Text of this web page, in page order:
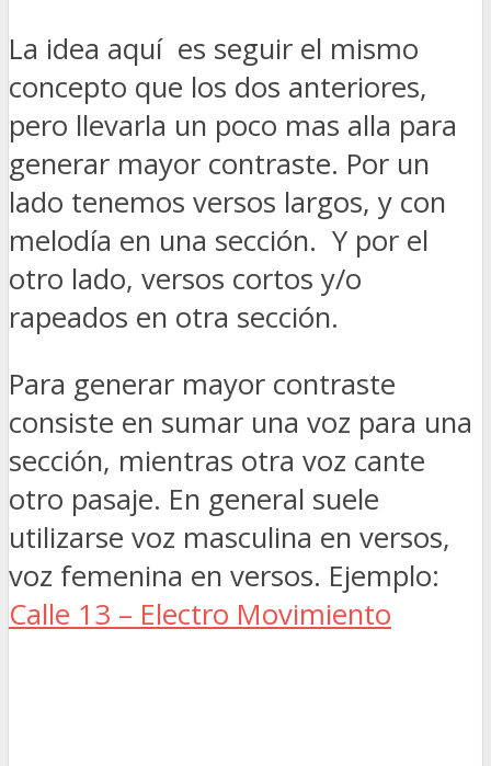
La idea aquí es seguir el mismo
concepto que los dos anteriores,
pero llevarla un poco mas alla para
generar mayor contraste. Por un
lado tenemos versos largos, y con
melodía en una sección. Y por el
otro lado, versos cortos y/o
rapeados en otra sección.
Para generar mayor contraste
consiste en sumar una voz para una
sección, mientras otra voz cante
otro pasaje. En general suele
utilizarse voz masculina en versos,
voz femenina en versos. Ejemplo:
Calle 13 – Electro Movimiento